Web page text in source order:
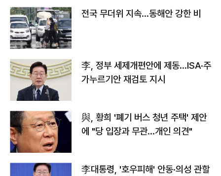
전국 무더위 지속…동해안 강한 비
李, 정부 세제개편안에 제동…ISA·주
가누르기안 재검토 지시
與, 황희 '폐기 버스 청년 주택' 제안
에 "당 입장과 무관…개인 의견"
李대통령, '호우피해' 안동·의성 관할